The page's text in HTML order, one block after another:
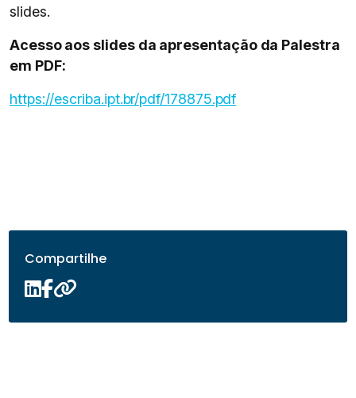
slides.
Acesso aos slides da apresentação da Palestra
em PDF:
https://escriba.ipt.br/pdf/178875.pdf
Compartilhe